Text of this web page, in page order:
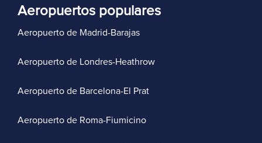
Aeropuertos populares
Aeropuerto de Madrid-Barajas
Aeropuerto de Londres-Heathrow
Aeropuerto de Barcelona-El Prat
Aeropuerto de Roma-Fiumicino